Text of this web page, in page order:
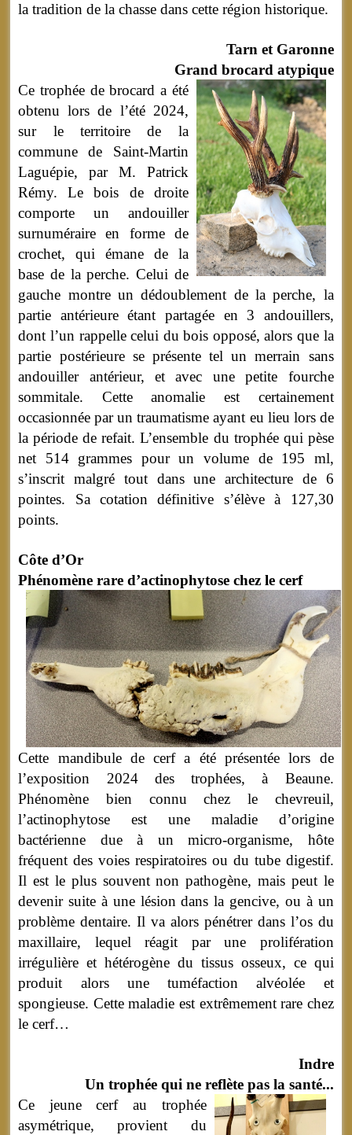
la tradition de la chasse dans cette région historique.
Tarn et Garonne
Grand brocard atypique
Ce trophée de brocard a été
obtenu lors de l’été 2024,
sur le territoire de la
commune de Saint-Martin
Laguépie, par M. Patrick
Rémy. Le bois de droite
comporte un andouiller
surnuméraire en forme de
crochet, qui émane de la
base de la perche. Celui de
gauche montre un dédoublement de la perche, la
partie antérieure étant partagée en 3 andouillers,
dont l’un rappelle celui du bois opposé, alors que la
partie postérieure se présente tel un merrain sans
andouiller antérieur, et avec une petite fourche
sommitale. Cette anomalie est certainement
occasionnée par un traumatisme ayant eu lieu lors de
la période de refait. L’ensemble du trophée qui pèse
net 514 grammes pour un volume de 195 ml,
s’inscrit malgré tout dans une architecture de 6
pointes. Sa cotation définitive s’élève à 127,30
points.
Côte d’Or
Phénomène rare d’actinophytose chez le cerf
Cette mandibule de cerf a été présentée lors de
l’exposition 2024 des trophées, à Beaune.
Phénomène bien connu chez le chevreuil,
l’actinophytose est une maladie d’origine
bactérienne due à un micro-organisme, hôte
fréquent des voies respiratoires ou du tube digestif.
Il est le plus souvent non pathogène, mais peut le
devenir suite à une lésion dans la gencive, ou à un
problème dentaire. Il va alors pénétrer dans l’os du
maxillaire, lequel réagit par une prolifération
irrégulière et hétérogène du tissus osseux, ce qui
produit alors une tuméfaction alvéolée et
spongieuse. Cette maladie est extrêmement rare chez
le cerf…
Indre
Un trophée qui ne reflète pas la santé...
Ce jeune cerf au trophée
asymétrique, provient du